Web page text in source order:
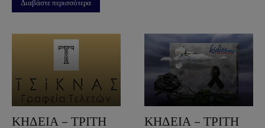
Διαβάστε περισσότερα
ΚΗΔΕΙΑ – ΤΡΙΤΗ
ΚΗΔΕΙΑ – ΤΡΙΤΗ